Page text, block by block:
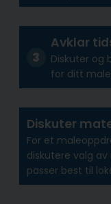
Avklar
Diskuter og
for ditt
Diskuter
For et
diskutere valg
passer best til